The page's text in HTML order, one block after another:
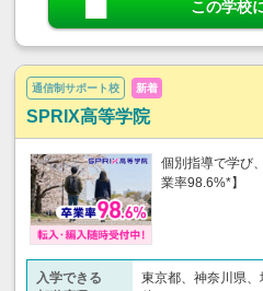
この学校
通信制サポート校 新着
SPRIX高等学院
個別指導で学び
業率98.6%*】
入学できる
東京都、神奈川県